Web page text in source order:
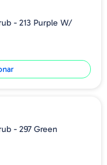
- 213 Purple W/
- 297 Green